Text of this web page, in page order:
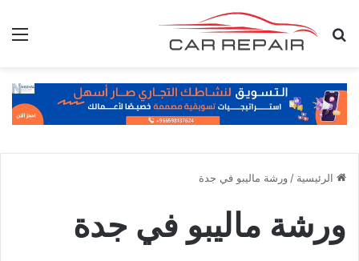
بحث عن
الرئيسية / ورشة ماليبو في جدة
ورشة ماليبو في جدة